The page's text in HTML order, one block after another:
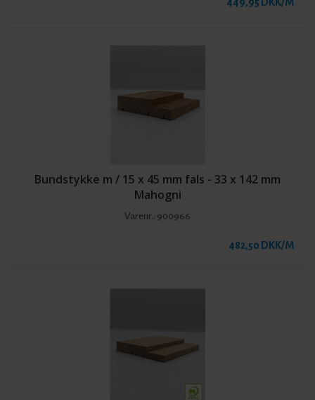
Bundstykke m / 15 x 45 mm fals - 33 x 142 mm
Mahogni
Varenr.: 900966
482,50 DKK/M